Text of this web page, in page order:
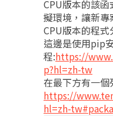
CPU版本的該
擬環境，讓新
CPU版本的程式
這邊是使用pip
程:https://
p?hl=zh-tw
在最下方有一個
https://
hl=zh-